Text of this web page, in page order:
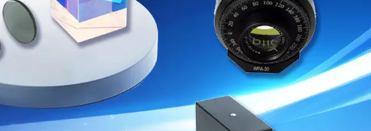
日本語
한국어
中文
Svenska språket